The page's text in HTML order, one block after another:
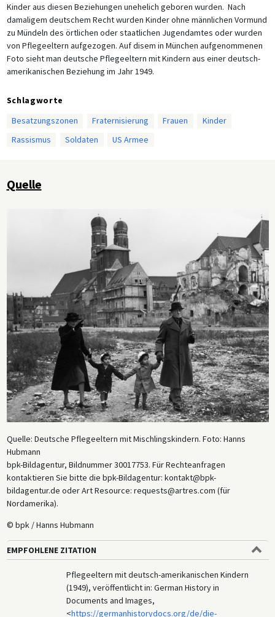
Kinder aus diesen Beziehungen unehelich geboren wurden. Nach
damaligem deutschem Recht wurden Kinder ohne männlichen Vormund
zu Mündeln des örtlichen oder staatlichen Jugendamtes oder wurden
von Pflegeeltern aufgezogen. Auf disem in München aufgenommenen
Foto sieht man deutsche Pflegeeltern mit Kindern aus einer deutsch-
amerikanischen Beziehung im Jahr 1949.
Schlagworte
Besatzungszonen
Fraternisierung Frauen
Kinder
Rassismus
Soldaten US Armee
Quelle
Quelle: Deutsche Pflegeeltern mit Mischlingskindern. Foto: Hanns
Hubmann
bpk-Bildagentur, Bildnummer 30017753. Für Rechteanfragen
kontaktieren Sie bitte die bpk-Bildagentur: kontakt@bpk-
bildagentur.de oder Art Resource: requests@artres.com (für
Nordamerika).
© bpk / Hanns Hubmann
EMPFOHLENE ZITATION
Pflegeeltern mit deutsch-amerikanischen Kindern
(1949), veröffentlicht in: German History in
Documents and Images,
<https://germanhistorydocs.org/de/die-